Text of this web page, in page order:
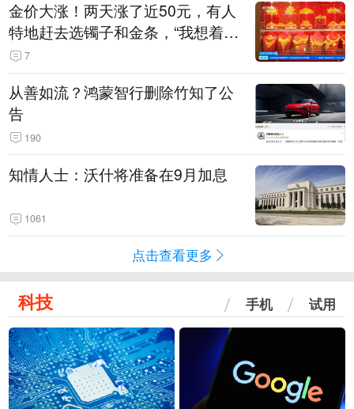
金价大涨！两天涨了近50元，有人
特地赶去选镯子和金条，“我想着买
起来可以保值，小批量进一些货”
7
从善如流？鸿蒙智行删除竹知了公
告
190
知情人士：沃什将准备在9月加息
1061
点击查看更多
科技 手机 试用